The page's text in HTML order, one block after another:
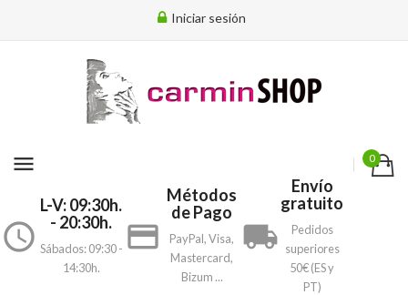
Iniciar sesión
menu 0
access_time
L-V: 09:30h.
- 20:30h.
Sábados: 09:30 -
14:30h.
payment
Métodos
de Pago
PayPal, Visa,
Mastercard,
Bizum ...
local_shipping
Envío
gratuito
Pedidos
superiores
50€ (ES y
PT)